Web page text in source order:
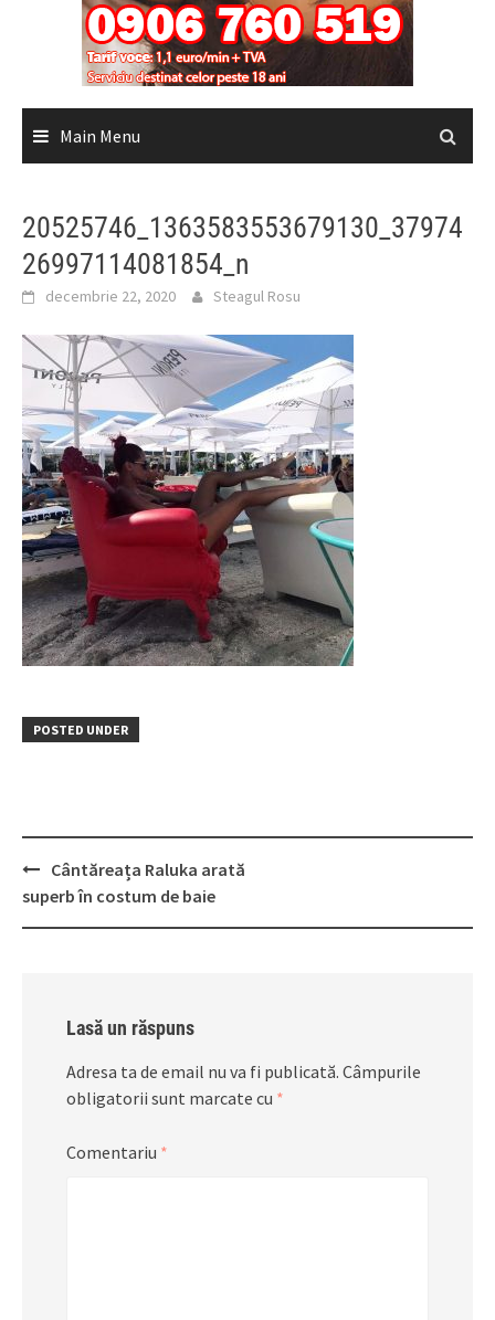
Main Menu
20525746_1363583553679130_37974
26997114081854_n
decembrie 22, 2020 Steagul Rosu
POSTED UNDER
Post
navigation
Cântăreața Raluka arată
superb în costum de baie
Lasă un răspuns
Adresa ta de email nu va fi publicată. Câmpurile
obligatorii sunt marcate cu *
Comentariu *